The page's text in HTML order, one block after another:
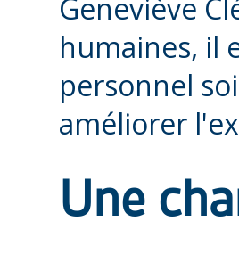
Geneviève
humaines, il
personnel
améliorer
Une